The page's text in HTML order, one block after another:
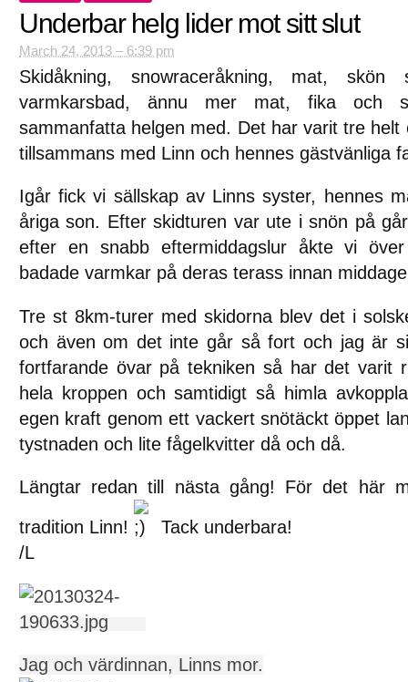
Underbar helg lider mot sitt slut
March 24, 2013 – 6:39 pm
Skidåkning, snowraceråkning, mat,
varmkarsbad, ännu mer mat, fika och
sammanfatta helgen med. Det har varit tre helt
tillsammans med Linn och hennes gästvänliga
Igår fick vi sällskap av Linns syster, hennes
åriga son. Efter skidturen var ute i snön på
efter en snabb eftermiddagslur åkte vi
badade varmkar på deras terass innan
Tre st 8km-turer med skidorna blev det i
och även om det inte går så fort och jag är
fortfarande övar på tekniken så har det varit
hela kroppen och samtidigt så himla
egen kraft genom ett vackert snötäckt öppet
tystnaden och lite fågelkvitter då och då.
Längtar redan till nästa gång! För det här
tradition Linn!
Tack underbara!
/L
Jag och värdinnan, Linns mor.